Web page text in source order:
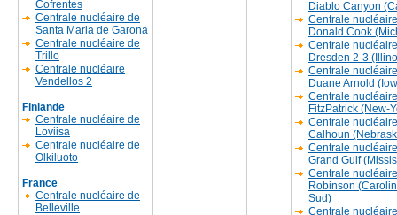
Cofrentes
Centrale nucléaire de
Santa Maria de Garona
Centrale nucléaire de
Trillo
Centrale nucléaire
Vendellos 2
Finlande
Centrale nucléaire de
Loviisa
Centrale nucléaire de
Olkiluoto
France
Centrale nucléaire de
Belleville
Diablo Canyon
Centrale
Donald Cook
Centrale
Dresden 2-3
Centrale
Duane Arnold
Centrale
FitzPatrick (New-
Centrale
Calhoun
Centrale
Grand Gulf
Centrale
Robinson
Sud)
Centrale